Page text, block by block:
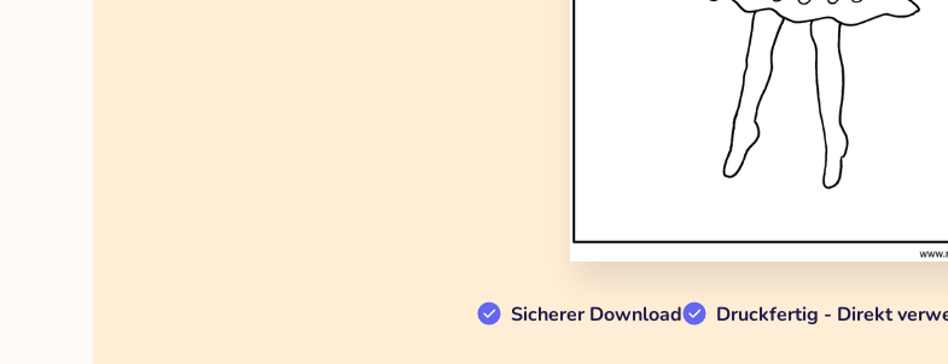
Sicherer Download Druckfertig - Direkt